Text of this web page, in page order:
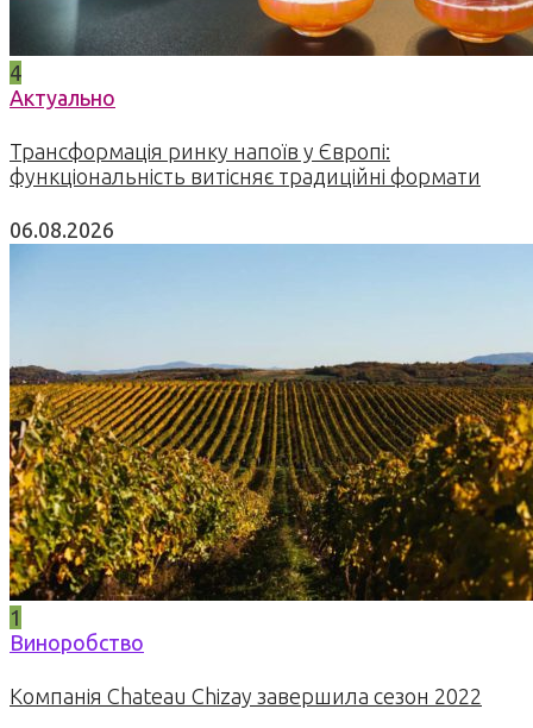
4
Актуально
Трансформація ринку напоїв у Європі:
функціональність витісняє традиційні формати
06.08.2026
1
Виноробство
Компанія Chateau Chizay завершила сезон 2022